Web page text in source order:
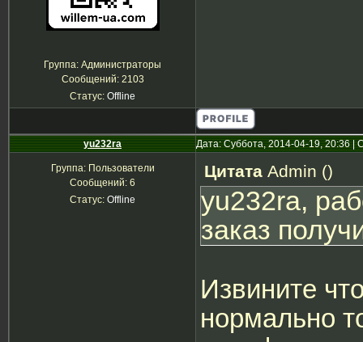
Группа: Администраторы
Сообщений: 2103
Статус: Offline
yu232ra Дата: Суббота, 2014-04-19, 20:36
Группа: Пользователи
Сообщений: 6
Статус: Offline
Цитата Admin ()
yu232ra,
заказ
Извините
нормально